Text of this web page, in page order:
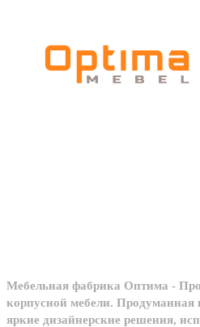
Мебельная фабрика Оптима -
корпусной мебели. Продуманная
яркие дизайнерские решения,